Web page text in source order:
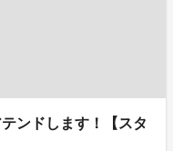
ンドします！【スタ